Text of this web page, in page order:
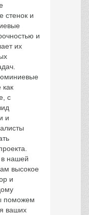
стенок и
и
их
как
с
и
нашей
высокое
и
поможем
ваших